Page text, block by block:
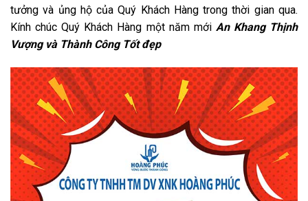
tưởng và ủng hộ của Quý Khách Hàng trong thời gian qua.
Kính chúc Quý Khách Hàng một năm mới An Khang Thịnh
Vượng và Thành Công Tốt đẹp